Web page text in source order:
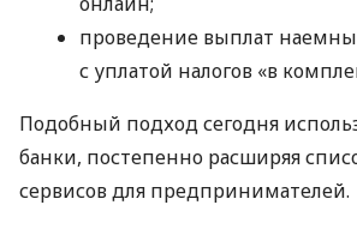
проведение выплат
с уплатой налогов «в
Подобный подход сегодня
банки, постепенно расширяя
сервисов для предпринимателей.